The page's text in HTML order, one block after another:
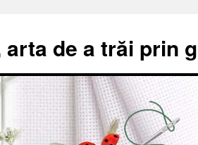
arta de a trăi prin